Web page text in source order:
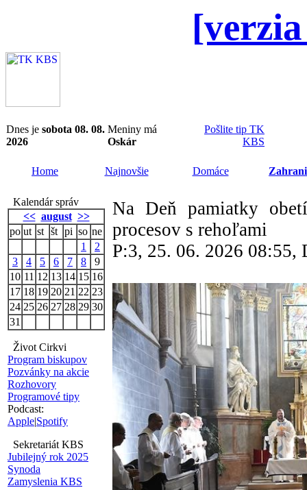
Dnes je sobota 08. 08.
2026
Meniny má
Oskár
Pošlite tip TK
KBS
Home Najnovšie Domáce
Kalendár správ
<< august >>
po ut st št pi so ne
1
2
3
4 5 6 7 8
9
10 11 12 13 14 15 16
17 18 19 20 21 22 23
24 25 26 27 28 29 30
31
Život Cirkvi
Program biskupov
Pozvánky na akcie
Rozhovory
Programové tipy
Podcast:
Apple|Spotify
Sekretariát KBS
Jubilejný rok 2025
Synoda
Zamyslenia KBS
Na Deň pamiatky
procesov s rehoľami
P:3, 25. 06. 2026 08:55,